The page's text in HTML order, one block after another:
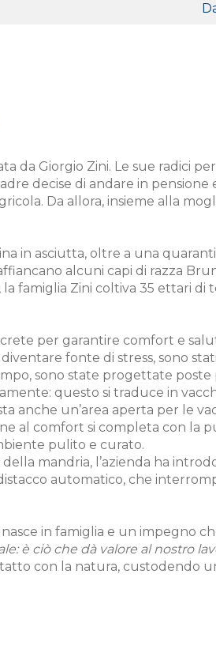
da Giorgio Zini. Le sue radici
decise di andare in pensione
Da allora, insieme alla
in asciutta, oltre a una
alcuni capi di razza
famiglia Zini coltiva 35 ettari di
per garantire comfort e
fonte di stress, sono
sono state progettate
questo si traduce in
anche un’area aperta per le
al comfort si completa con la
pulito e curato.
mandria, l’azienda ha
automatico, che
in famiglia e un impegno
è ciò che dà valore al nostro
con la natura, custodendo